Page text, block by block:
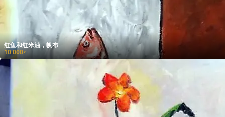
红鱼和红米油，帆布
10 000₽